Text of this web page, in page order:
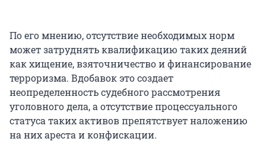
По его мнению, отсутствие необходимых норм
может затруднять квалификацию таких деяний
как хищение, взяточничество и финансирование
терроризма. Вдобавок это создает
неопределенность судебного рассмотрения
уголовного дела, а отсутствие процессуального
статуса таких активов препятствует наложению
на них ареста и конфискации.